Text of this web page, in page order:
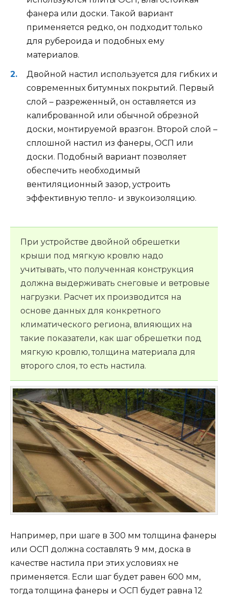
фанера или доски. Такой вариант
применяется редко, он подходит только
для рубероида и подобных ему
материалов.
Двойной настил используется для гибких и
современных битумных покрытий. Первый
слой – разреженный, он оставляется из
калиброванной или обычной обрезной
доски, монтируемой вразгон. Второй слой –
сплошной настил из фанеры, ОСП или
доски. Подобный вариант позволяет
обеспечить необходимый
вентиляционный зазор, устроить
эффективную тепло- и звукоизоляцию.
При устройстве двойной обрешетки
крыши под мягкую кровлю надо
учитывать, что полученная конструкция
должна выдерживать снеговые и ветровые
нагрузки. Расчет их производится на
основе данных для конкретного
климатического региона, влияющих на
такие показатели, как шаг обрешетки под
мягкую кровлю, толщина материала для
второго слоя, то есть настила.
Например, при шаге в 300 мм толщина фанеры
или ОСП должна составлять 9 мм, доска в
качестве настила при этих условиях не
применяется. Если шаг будет равен 600 мм,
тогда толщина фанеры и ОСП будет равна 12